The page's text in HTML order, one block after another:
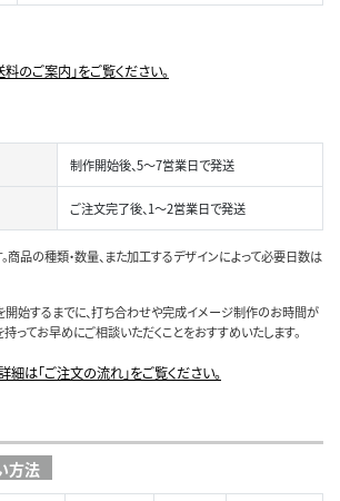
のご案内」をご覧ください。
制作開始後、5～7営業日で発送
ご注文完了後、1～2営業日で発送
品の種類・数量、また加工するデザインによって必要日数は
始するまでに、打ち合わせや完成イメージ制作のお時間が
ってお早めにご相談いただくことをおすすめいたします。
は「ご注文の流れ」をご覧ください。
方法